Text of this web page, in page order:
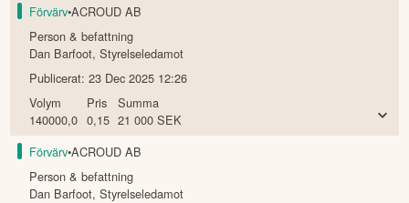
Förvärv•ACROUD AB
Person & befattning
Dan Barfoot,Styrelseledamot
Publicerat:23 Dec 2025 12:26
Volym
140000,0
Pris
0,15
Summa
21 000 SEK
Förvärv•ACROUD AB
Person & befattning
Dan Barfoot,Styrelseledamot